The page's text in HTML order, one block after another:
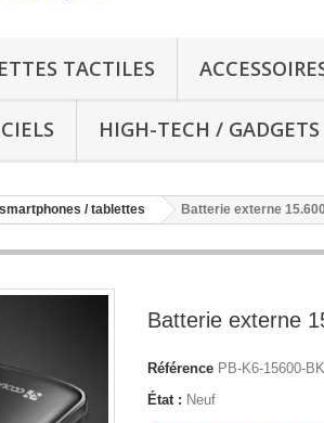
TACTILES
HIGH-TECH / GADGETS
/ tablettes Batterie externe
Batterie externe
Référence PB-K6-15600-
État : Neuf